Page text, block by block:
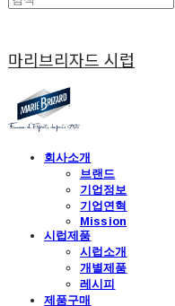
마리브리자드 시럽
회사소개
브랜드
기업정보
기업연혁
Mission
시럽제품
시럽소개
개별제품
레시피
제품구매